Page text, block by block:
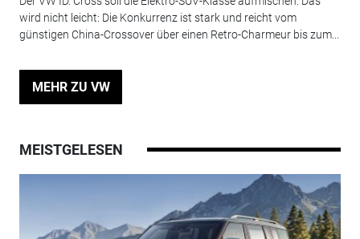
wird nicht leicht: Die Konkurrenz ist stark und reicht vom
günstigen China-Crossover über einen Retro-Charmeur bis zum...
MEHR ZU VW
MEISTGELESEN